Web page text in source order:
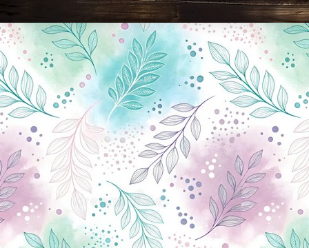
Новини Чернігова, Чернігівські новини, Чернігівський формат, новини Чернігова, події в Чернігові: політика, економіка, аналітика, культура, відеоновини, екологія, спортивний Чернігів, туризм, Чернігів